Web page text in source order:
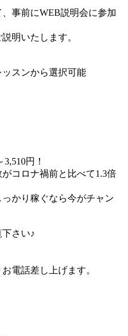
事前にWEB説明会に参加
明いたします。
スンから選択可能
円！
コロナ禍前と比べて1.3倍
かり稼ぐなら今がチャン
さい♪
電話差し上げます。